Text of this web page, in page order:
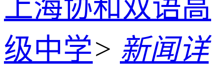
上海协和双语高
级中学> 新闻详